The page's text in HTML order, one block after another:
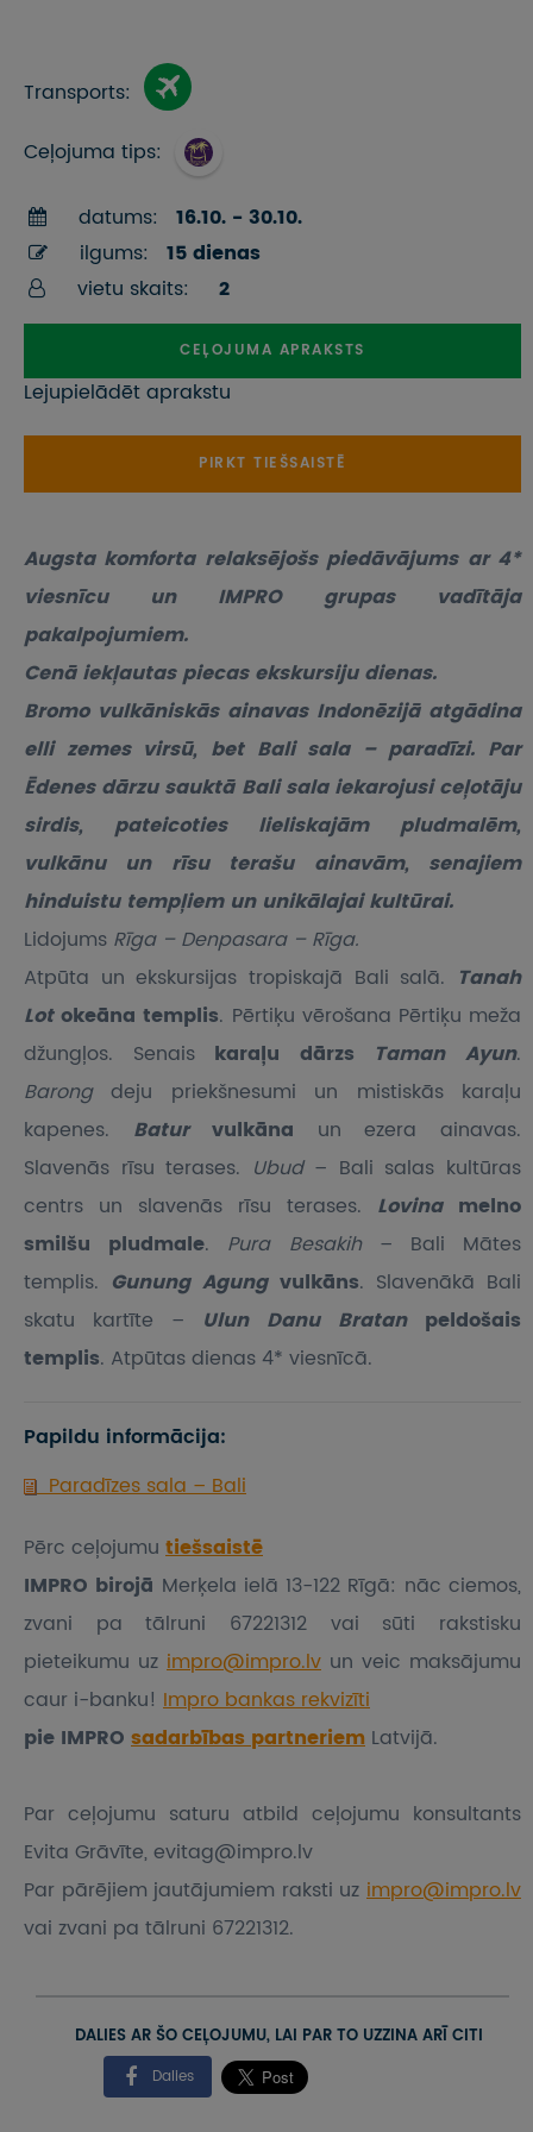
Transports:
Ceļojuma tips:
datums:
16.10. - 30.10.
ilgums:
15 dienas
vietu skaits:
2
CEĻOJUMA APRAKSTS
Lejupielādēt aprakstu
PIRKT TIEŠSAISTĒ
Augsta komforta relaksējošs piedāvājums ar 4*
viesnīcu un IMPRO grupas vadītāja
pakalpojumiem.
Cenā iekļautas piecas ekskursiju dienas.
Bromo vulkāniskās ainavas Indonēzijā atgādina
elli zemes virsū, bet Bali sala – paradīzi. Par
Ēdenes dārzu sauktā Bali sala iekarojusi ceļotāju
sirdis, pateicoties lieliskajām pludmalēm,
vulkānu un rīsu terašu ainavām, senajiem
hinduistu tempļiem un unikālajai kultūrai.
Lidojums Rīga – Denpasara – Rīga.
Atpūta un ekskursijas tropiskajā Bali salā. Tanah
Lotokeāna templis. Pērtiķu vērošana Pērtiķu meža
džungļos. Senais karaļu dārzs Taman Ayun.
Barongdeju priekšnesumi un mistiskās karaļu
kapenes. Baturvulkāna un ezera ainavas.
Slavenās rīsu terases. Ubud – Bali salas kultūras
centrs un slavenās rīsu terases. Lovina melno
smilšu pludmale. Pura Besakih – Bali Mātes
templis. Gunung Agung vulkāns. Slavenākā Bali
skatu kartīte – Ulun Danu Bratan peldošais
templis. Atpūtas dienas 4* viesnīcā.
Papildu informācija:
Paradīzes sala – Bali
Pērc ceļojumu tiešsaistē
IMPRO birojā Merķela ielā 13-122 Rīgā: nāc ciemos,
zvani pa tālruni 67221312 vai sūti rakstisku
pieteikumu uz impro@impro.lv un veic maksājumu
caur i-banku! Impro bankas rekvizīti
pie IMPRO sadarbības partneriem Latvijā.
Par ceļojumu saturu atbild ceļojumu konsultants
Evita Grāvīte, evitag@impro.lv
Par pārējiem jautājumiem raksti uz impro@impro.lv
vai zvani pa tālruni 67221312.
DALIES AR ŠO CEĻOJUMU, LAI PAR TO UZZINA ARĪ CITI
Dalies